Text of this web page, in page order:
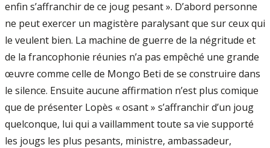
enfin s’affranchir de ce joug pesant ». D’abord personne
ne peut exercer un magistère paralysant que sur ceux qui
le veulent bien. La machine de guerre de la négritude et
de la francophonie réunies n’a pas empêché une grande
œuvre comme celle de Mongo Beti de se construire dans
le silence. Ensuite aucune affirmation n’est plus comique
que de présenter Lopès « osant » s’affranchir d’un joug
quelconque, lui qui a vaillamment toute sa vie supporté
les jougs les plus pesants, ministre, ambassadeur,